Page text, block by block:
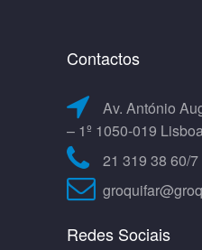
Contactos
Av. António
– 1º 1050-019
21 319 38 60/7
Redes Sociais